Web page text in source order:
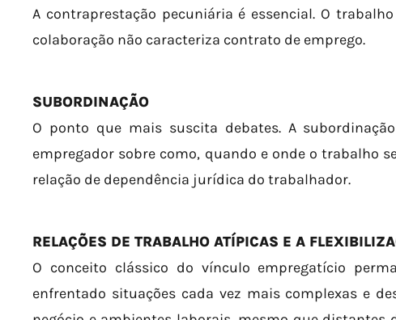
A contraprestação pecuniária é essencial. O
colaboração não caracteriza contrato de emprego.
SUBORDINAÇÃO
O ponto que mais suscita debates. A
empregador sobre como, quando e onde o trabalho
relação de dependência jurídica do trabalhador.
RELAÇÕES DE TRABALHO ATÍPICAS E A
O conceito clássico do vínculo empregatício
enfrentado situações cada vez mais complexas e